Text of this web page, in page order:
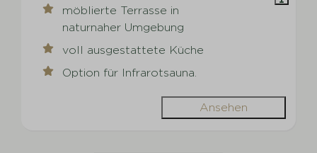
möblierte Terrasse in
naturnaher Umgebung
voll ausgestattete Küche
Option für Infrarotsauna.
Ansehen